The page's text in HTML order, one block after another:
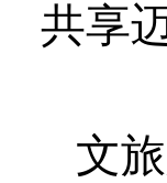
共享
文